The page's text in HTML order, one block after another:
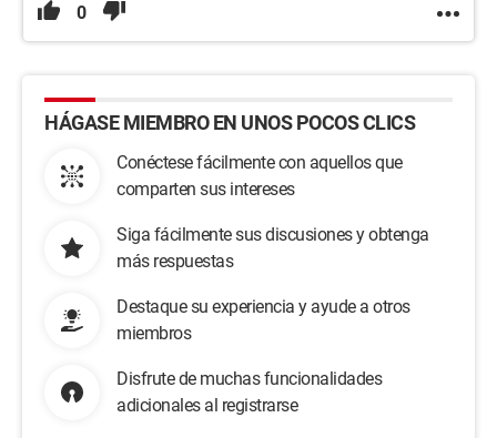
0
HÁGASE MIEMBRO EN UNOS POCOS CLICS
Conéctese fácilmente con aquellos que
comparten sus intereses
Siga fácilmente sus discusiones y obtenga
más respuestas
Destaque su experiencia y ayude a otros
miembros
Disfrute de muchas funcionalidades
adicionales al registrarse